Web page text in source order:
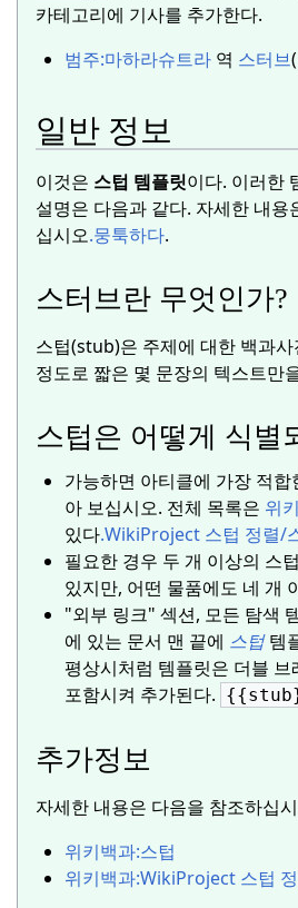
카테고리에 기사를 추가한다.
범주:마하라슈트라역 스터브
일반 정보
이것은 스텁 템플릿이다. 이러한
설명은 다음과 같다. 자세한 내용
십시오.뭉툭하다.
스터브란 무엇인가?
스텁(stub)은 주제에 대한 백과
정도로 짧은 몇 문장의 텍스트만
스텁은 어떻게 식별
가능하면 아티클에 가장 적
아 보십시오. 전체 목록은 위
있다.WikiProject 스텁 정렬/
필요한 경우 두 개 이상의 스
있지만, 어떤 물품에도 네 개
"외부 링크" 섹션, 모든 탐색
에 있는 문서 맨 끝에 스텁템
평상시처럼 템플릿은 더블
포함시켜 추가된다.
추가정보
자세한 내용은 다음을 참조하십
위키백과:스텁
위키백과:WikiProject 스텁